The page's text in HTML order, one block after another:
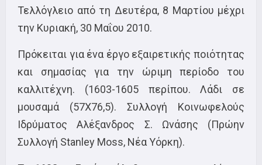
Τελλόγλειο από τη Δευτέρα, 8 Μαρτίου μέχρι
την Κυριακή, 30 Μαΐου 2010.
Πρόκειται για ένα έργο εξαιρετικής ποιότητας
και σημασίας για την ώριμη περίοδο του
καλλιτέχνη. (1603-1605 περίπου. Λάδι σε
μουσαμά (57Χ76,5). Συλλογή Κοινωφελούς
Ιδρύματος Αλέξανδρος Σ. Ωνάσης (Πρώην
Συλλογή Stanley Moss, Νέα Υόρκη).